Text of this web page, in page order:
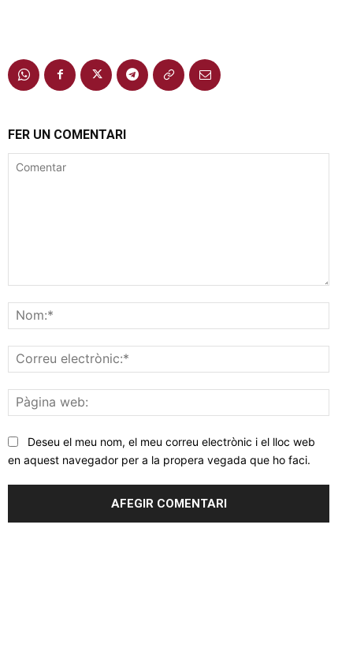
FER UN COMENTARI
web:
Deseu el meu nom, el meu correu electrònic i el lloc web
en aquest navegador per a la propera vegada que ho faci.